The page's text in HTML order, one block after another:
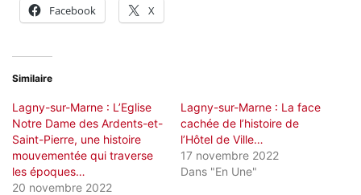
Facebook X
Similaire
Lagny-sur-Marne : L’Eglise
Notre Dame des Ardents-et-
Saint-Pierre, une histoire
mouvementée qui traverse
les époques…
20 novembre 2022
Lagny-sur-Marne : La face
cachée de l’histoire de
l’Hôtel de Ville…
17 novembre 2022
Dans "En Une"